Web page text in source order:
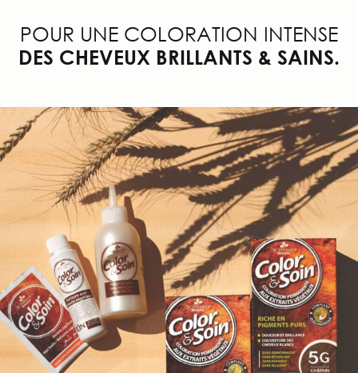
POUR UNE COLORATION INTENSE
DES CHEVEUX BRILLANTS & SAINS.